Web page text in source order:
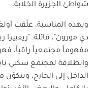
شواطئ الجزيرة الخلابة.
وبهذه المناسبة، علّقت
دي مورون"، قائلة:
مفهوماً مجتمعياً راقياً، فهو
وانطلاقة لمجتمع سكني
الداخل إلى الخارج،